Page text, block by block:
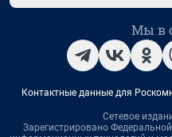
Мы в
Контактные данные для
Сетевое
Зарегистрировано